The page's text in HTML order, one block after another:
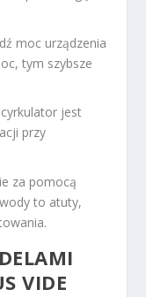
moc urządzenia
tym szybsze
jest
przy
za pomocą
to atuty,
VIDE